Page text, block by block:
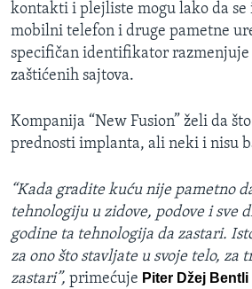
kontakti i plejliste mogu lako da se
mobilni telefon i druge pametne
specifičan identifikator
zaštićenih sajtova.
Kompanija “New Fusion” želi da
prednosti implanta, ali neki i nisu
“Kada gradite kuću nije pametno
tehnologiju u zidove, podove i sve
godine ta tehnologija da zastari.
za ono što stavljate u svoje telo, za
zastari”, primećuje Piter Džej Bentli